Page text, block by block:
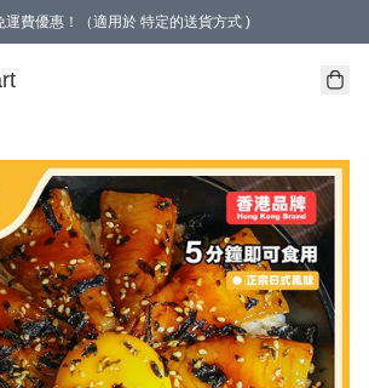
費優惠！（適用於 特定的送貨方式 )